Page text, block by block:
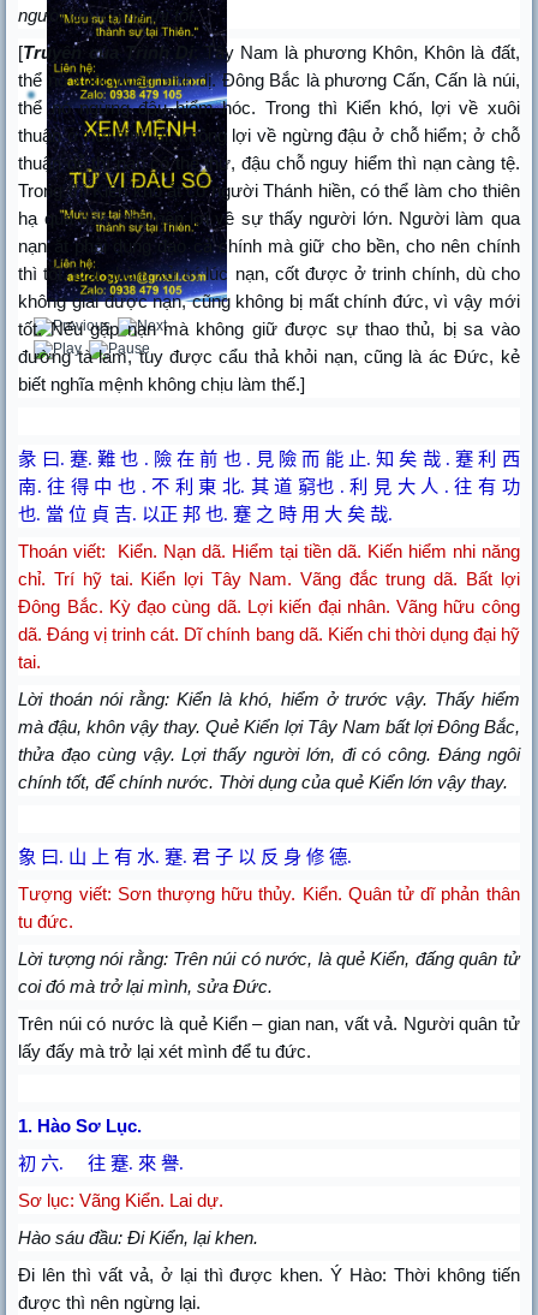
người lớn, chính thì tốt.
[Truyện của Trình Di : Tây Nam là phương Khôn, Khôn là đất,
thể nó xuôi thuận bình dị. Đông Bắc là phương Cấn, Cấn là núi,
thể nó ngừng đậu hiểm hóc. Trong thì Kiển khó, lợi về xuôi
thuận ở nơi bình dị, không lợi về ngừng đậu ở chỗ hiểm; ở chỗ
thuận dễ thì nạn có thể thư, đậu chỗ nguy hiểm thì nạn càng tệ.
Trong thì Kiển khó ắt có người Thánh hiền, có thể làm cho thiên
hạ qua nạn, cho nên lợi về sự thấy người lớn. Người làm qua
nạn ắt phải dùng đạo cả chính mà giữ cho bền, cho nên chính
thì tốt. Đại phàm xử trí lúc nạn, cốt được ở trinh chính, dù cho
không giải được nạn, cũng không bị mất chính đức, vì vậy mới
tốt. Nếu gặp nạn mà không giữ được sự thao thủ, bị sa vào
đường tà lam, tuy được cẩu thả khỏi nạn, cũng là ác Đức, kẻ
biết nghĩa mệnh không chịu làm thế.]
彖 曰. 蹇.難 也 . 險 在 前 也. 見 險 而 能 止.知 矣 哉.蹇 利 西
南.往 得 中 也 .不 利 東 北. 其 道 窮也 .利 見 大 人 .往 有 功
也. 當 位 貞 吉. 以正 邦 也.蹇 之 時 用 大 矣 哉.
Thoán viết: Kiển. Nạn dã. Hiểm tại tiền dã. Kiến hiểm nhi năng
chỉ. Trí hỹ tai. Kiển lợi Tây Nam. Vãng đắc trung dã. Bất lợi
Đông Bắc. Kỳ đạo cùng dã. Lợi kiến đại nhân. Vãng hữu công
dã. Đáng vị trinh cát. Dĩ chính bang dã. Kiến chi thời dụng đại hỹ
tai.
Lời thoán nói rằng: Kiển là khó, hiểm ở trước vậy. Thấy hiểm
mà đậu, khôn vậy thay. Quẻ Kiển lợi Tây Nam bất lợi Đông Bắc,
thửa đạo cùng vậy. Lợi thấy người lớn, đi có công. Đáng ngôi
chính tốt, để chính nước. Thời dụng của quẻ Kiển lớn vậy thay.
象 曰. 山 上 有 水.蹇.君 子 以 反 身 修 德.
Tượng viết: Sơn thượng hữu thủy. Kiển. Quân tử dĩ phản thân
tu đức.
Lời tượng nói rằng: Trên núi có nước, là quẻ Kiển, đấng quân tử
coi đó mà trở lại mình, sửa Đức.
Trên núi có nước là quẻ Kiển – gian nan, vất vả. Người quân tử
lấy đấy mà trở lại xét mình để tu đức.
1. Hào Sơ Lục.
初 六.往 蹇. 來 譽.
Sơ lục: Vãng Kiển. Lai dự.
Hào sáu đầu: Đi Kiển, lại khen.
Đi lên thì vất vả, ở lại thì được khen. Ý Hào: Thời không tiến
được thì nên ngừng lại.